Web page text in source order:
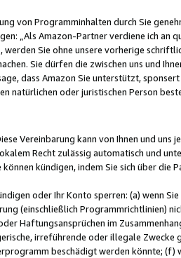
von Programminhalten durch Sie
„Als Amazon-Partner verdiene ich an
Sie ohne unsere vorherige
Sie dürfen die zwischen uns und
dass Amazon Sie unterstützt,
natürlichen oder juristischen Person
Vereinbarung kann von Ihnen und uns
Recht zulässig automatisch und
kündigen, indem Sie sich über die
oder Ihr Konto sperren: (a) wenn Sie
(einschließlich Programmrichtlinien)
Haftungsansprüchen im
irreführende oder illegale Zwecke
beschädigt werden könnte; (f)